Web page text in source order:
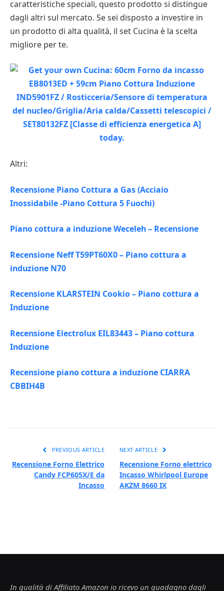
caratteristiche speciali, questo prodotto si distingue
dagli altri sul mercato. Se sei disposto a investire in
un prodotto di alta qualità, il set Cucina è la scelta
migliore per te.
Altri:
Recensione Piano Cottura a Gas (Acciaio
Inossidabile -Piano Cottura 5 Fuochi)
Piano cottura a induzione Weceleh – Recensione
Recensione Neff T59PT60X0 – Piano cottura a
induzione N70
Recensione KLARSTEIN Cookio – Piano cottura a
Induzione
Recensione Electrolux EIL83443 – Piano cottura
Induzione
Recensione piano cottura a induzione CIARRA
CBBIH4B
PREVIOUS ARTICLE
Recensione Forno Elettrico
Candy FCP605X/E da
Incasso
NEXT ARTICLE
Recensione Forno elettrico
Incasso Whirlpool Europe
AKZM 8660 IX
In qualità di Affiliato Amazon io ricevo un guadagno dagli